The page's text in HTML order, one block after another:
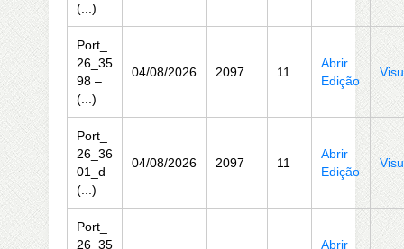
(...)
Port_
26_35
98 –
(...)
04/08/2026 2097 11
Abrir
Edição
Port_
26_36
01_d
(...)
04/08/2026 2097 11
Abrir
Edição
Port_
26_35
Abrir